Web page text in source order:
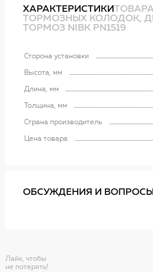
ХАРАКТЕРИСТИКИ
ТОРМОЗНЫХ КОЛОДОК,
ТОРМОЗ NIBK PN1519
Сторона установки
Высота, мм
Длина, мм
Толщина, мм
Страна производитель
Цена товара
ОБСУЖДЕНИЯ И ВОПРОСЫ
Лайк, чтобы
не потерять!